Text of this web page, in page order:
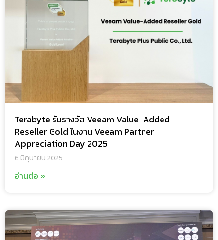
Terabyte รับรางวัล Veeam Value-Added
Reseller Gold ในงาน Veeam Partner
Appreciation Day 2025
6 มิถุนายน 2025
อ่านต่อ »